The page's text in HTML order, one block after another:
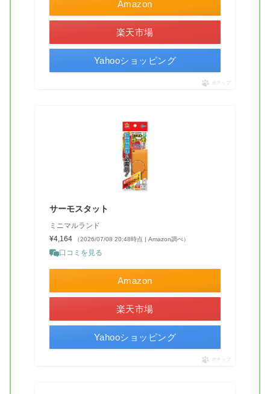
Amazon
楽天市場
Yahooショッピング
ポチップ
サーモスタット
ミニマルランド
¥4,164
（2026/07/08 20:48時点 | Amazon調べ）
口コミを見る
Amazon
楽天市場
Yahooショッピング
ポチップ